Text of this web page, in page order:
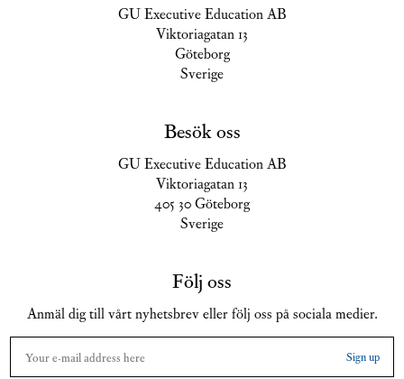
GU Executive Education AB
Viktoriagatan 13
Göteborg
Sverige
Besök oss
GU Executive Education AB
Viktoriagatan 13
405 30 Göteborg
Sverige
Följ oss
Anmäl dig till vårt nyhetsbrev eller följ oss på sociala medier.